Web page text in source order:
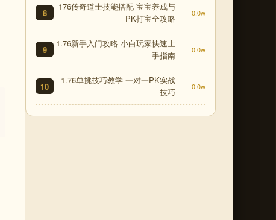
8
176传奇道士技能搭配 宝宝养成与
PK打宝全攻略
0.0w
9
1.76新手入门攻略 小白玩家快速上
手指南
0.0w
10
1.76单挑技巧教学 一对一PK实战
技巧
0.0w